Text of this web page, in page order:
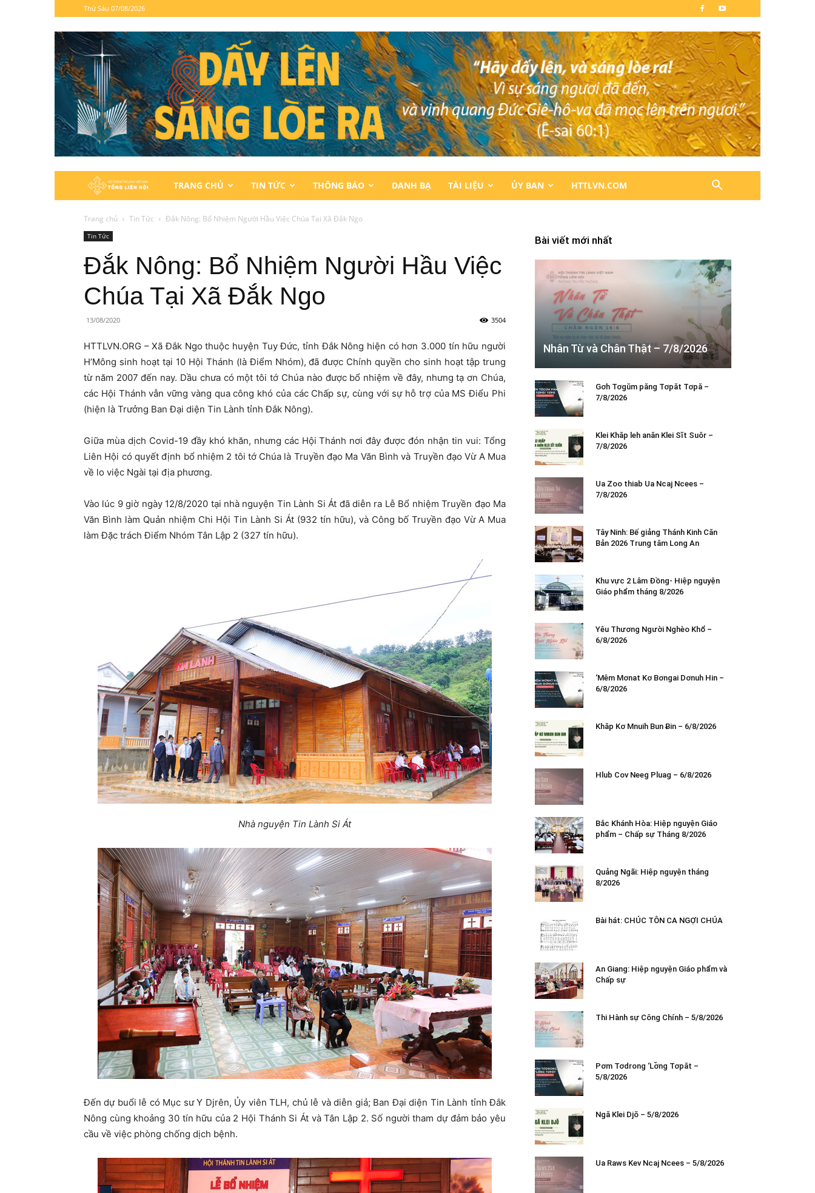
Thứ Sáu 07/08/2026
Hội
Thánh
Lành
Việt
TRANG CHỦ TIN TỨC THÔNG BÁO DANH BẠ TÀI LIỆU ỦY BAN HTTLVN.COM
Trang chủ Tin Tức Đắk Nông: Bổ Nhiệm Người Hầu Việc Chúa Tại Xã Đắk Ngo
Tin Tức
Đắk Nông: Bổ Nhiệm Người Hầu Việc
Chúa Tại Xã Đắk Ngo
13/08/2020 3504
HTTLVN.ORG – Xã Đắk Ngo thuộc huyện Tuy Đức, tỉnh Đắk Nông hiện có hơn 3.000 tín hữu người
H’Mông sinh hoạt tại 10 Hội Thánh (là Điểm Nhóm), đã được Chính quyền cho sinh hoạt tập trung
từ năm 2007 đến nay. Dầu chưa có một tôi tớ Chúa nào được bổ nhiệm về đây, nhưng tạ ơn Chúa,
các Hội Thánh vẫn vững vàng qua công khó của các Chấp sự, cùng với sự hỗ trợ của MS Điểu Phi
(hiện là Trưởng Ban Đại diện Tin Lành tỉnh Đắk Nông).
Giữa mùa dịch Covid-19 đầy khó khăn, nhưng các Hội Thánh nơi đây được đón nhận tin vui: Tổng
Liên Hội có quyết định bổ nhiệm 2 tôi tớ Chúa là Truyền đạo Ma Văn Bình và Truyền đạo Vừ A Mua
về lo việc Ngài tại địa phương.
Vào lúc 9 giờ ngày 12/8/2020 tại nhà nguyện Tin Lành Si Át đã diễn ra Lễ Bổ nhiệm Truyền đạo Ma
Văn Bình làm Quản nhiệm Chi Hội Tin Lành Si Át (932 tín hữu), và Công bố Truyền đạo Vừ A Mua
làm Đặc trách Điểm Nhóm Tân Lập 2 (327 tín hữu).
Nhà nguyện Tin Lành Si Át
Đến dự buổi lễ có Mục sư Y Djrên, Ủy viên TLH, chủ lễ và diễn giả; Ban Đại diện Tin Lành tỉnh Đắk
Nông cùng khoảng 30 tín hữu của 2 Hội Thánh Si Át và Tân Lập 2. Số người tham dự đảm bảo yêu
cầu về việc phòng chống dịch bệnh.
Bài viết mới nhất
Nhân Từ và Chân Thật – 7/8/2026
Gơh Tơgŭm păng Tơpăt Tơpă –
7/8/2026
Klei Khăp leh anăn Klei Sĭt Suôr –
7/8/2026
Ua Zoo thiab Ua Ncaj Ncees –
7/8/2026
Tây Ninh: Bế giảng Thánh Kinh Căn
Bản 2026 Trung tâm Long An
Khu vực 2 Lâm Đồng- Hiệp nguyện
Giáo phẩm tháng 8/2026
Yêu Thương Người Nghèo Khổ –
6/8/2026
‘Mêm Mơnat Kơ Bơngai Dơnuh Hin –
6/8/2026
Khăp Kơ Mnuih Bun Ƀin – 6/8/2026
Hlub Cov Neeg Pluag – 6/8/2026
Bắc Khánh Hòa: Hiệp nguyện Giáo
phẩm – Chấp sự Tháng 8/2026
Quảng Ngãi: Hiệp nguyện tháng
8/2026
Bài hát: CHÚC TÔN CA NGỢI CHÚA
An Giang: Hiệp nguyện Giáo phẩm và
Chấp sự
Thi Hành sự Công Chính – 5/8/2026
Pơm Tơdrong ‘Lơ̆ng Tơpăt –
5/8/2026
Ngă Klei Djŏ – 5/8/2026
Ua Raws Kev Ncaj Ncees – 5/8/2026